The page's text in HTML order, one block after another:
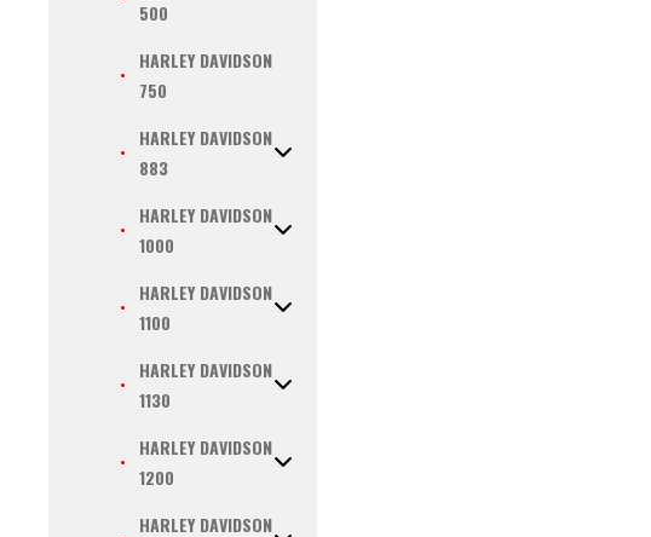
500
HARLEY DAVIDSON
750
HARLEY DAVIDSON
883
HARLEY DAVIDSON
1000
HARLEY DAVIDSON
1100
HARLEY DAVIDSON
1130
HARLEY DAVIDSON
1200
HARLEY DAVIDSON